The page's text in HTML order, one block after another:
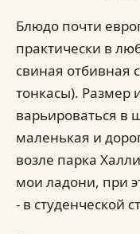
Блюдо почти
практически в
свиная отбивная
тонкасы). Размер
варьироваться в
маленькая и
возле парка
мои ладони, при
- в студенческой